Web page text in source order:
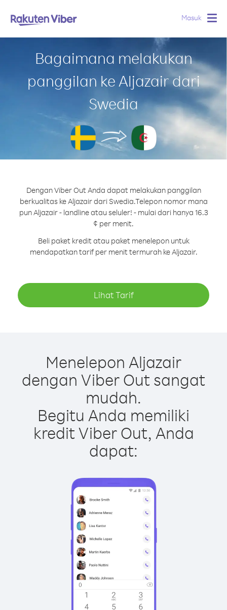
Masuk
Bagaimana melakukan
panggilan ke Aljazair dari
Swedia
Dengan Viber Out Anda dapat melakukan panggilan
berkualitas ke Aljazair dari Swedia.Telepon nomor mana
pun Aljazair - landline atau seluler! - mulai dari hanya 16.3
¢ per menit.
Beli paket kredit atau paket menelepon untuk
mendapatkan tarif per menit termurah ke Aljazair.
Lihat Tarif
Menelepon Aljazair
dengan Viber Out sangat
mudah.
Begitu Anda memiliki
kredit Viber Out, Anda
dapat: